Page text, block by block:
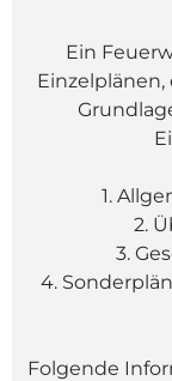
Ein
1.
2.
3.
4.
Folgende